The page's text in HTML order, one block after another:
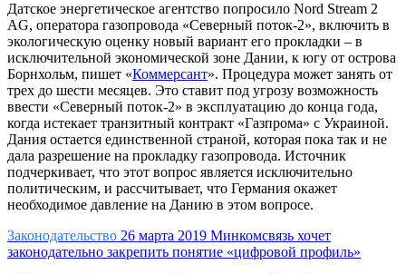
Датское энергетическое агентство попросило Nord Stream 2
AG, оператора газопровода «Северный поток-2», включить в
экологическую оценку новый вариант его прокладки – в
исключительной экономической зоне Дании, к югу от острова
Борнхольм, пишет «Коммерсант». Процедура может занять от
трех до шести месяцев. Это ставит под угрозу возможность
ввести «Северный поток-2» в эксплуатацию до конца года,
когда истекает транзитный контракт «Газпрома» с Украиной.
Дания остается единственной страной, которая пока так и не
дала разрешение на прокладку газопровода. Источник
подчеркивает, что этот вопрос является исключительно
политическим, и рассчитывает, что Германия окажет
необходимое давление на Данию в этом вопросе.
Законодательство 26 марта 2019 Минкомсвязь хочет
законодательно закрепить понятие «цифровой профиль»